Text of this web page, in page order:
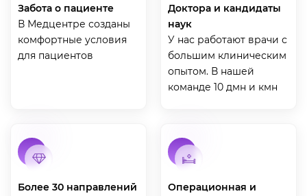
Забота о пациенте
В Медцентре созданы
комфортные условия
для пациентов
Доктора и кандидаты
наук
У нас работают врачи с
большим клиническим
опытом. В нашей
команде 10 дмн и кмн
Более 30 направлений
Операционная и